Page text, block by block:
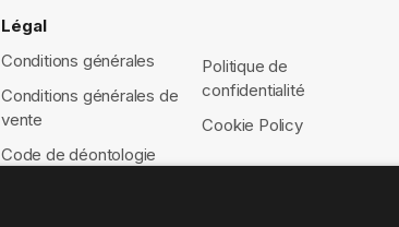
Légal
Conditions générales
Conditions générales de
vente
Code de déontologie
Politique de
confidentialité
Cookie Policy